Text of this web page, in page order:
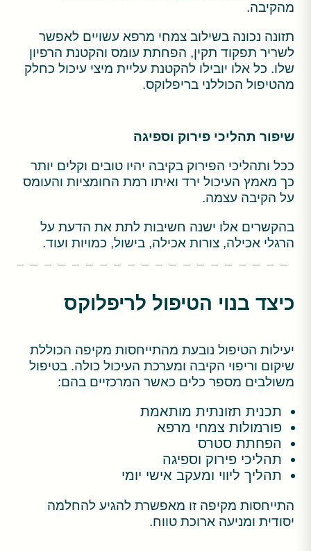
מהקיבה.
תזונה נכונה בשילוב צמחי מרפא עשויים לאפשר
לשריר תפקוד תקין, הפחתת עומס והקטנת הרפיון
שלו. כל אלו יובילו להקטנת עליית מיצי עיכול כחלק
מהטיפול הכוללני בריפלוקס.
שיפור תהליכי פירוק וספיגה
ככל ותהליכי הפירוק בקיבה יהיו טובים וקלים יותר
כך מאמץ העיכול ירד ואיתו רמת החומציות והעומס
על הקיבה עצמה.
בהקשרים אלו ישנה חשיבות לתת את הדעת על
הרגלי אכילה, צורות אכילה, בישול, כמויות ועוד.
כיצד בנוי הטיפול לריפלוקס
יעילות הטיפול נובעת מהתייחסות מקיפה הכוללת
שיקום וריפוי הקיבה ומערכת העיכול כולה. בטיפול
משולבים מספר כלים כאשר המרכזיים בהם:
תכנית תזונתית מותאמת
פורמולות צמחי מרפא
הפחתת סטרס
תהליכי פירוק וספיגה
תהליך ליווי ומעקב אישי יומי
התייחסות מקיפה זו מאפשרת להגיע להחלמה
יסודית ומניעה ארוכת טווח.